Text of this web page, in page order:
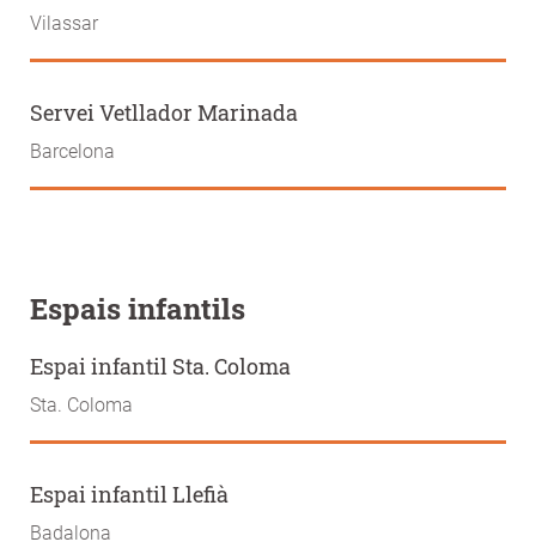
Vilassar
Servei Vetllador Marinada
Barcelona
Espais infantils
Espai infantil Sta. Coloma
Sta. Coloma
Espai infantil Llefià
Badalona